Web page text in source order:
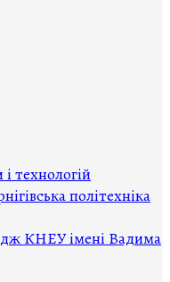
технологій
політехніка
КНЕУ імені Вадима